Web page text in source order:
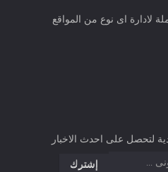
لادارة اى نوع من المواقع
لتحصل على احدث الاخبار